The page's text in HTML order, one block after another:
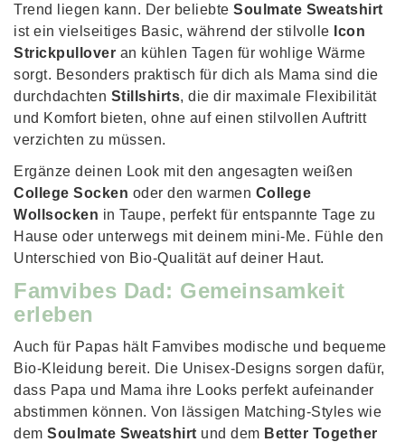
Trend liegen kann. Der beliebte Soulmate Sweatshirt
ist ein vielseitiges Basic, während der stilvolle Icon
Strickpullover an kühlen Tagen für wohlige Wärme
sorgt. Besonders praktisch für dich als Mama sind die
durchdachten Stillshirts, die dir maximale Flexibilität
und Komfort bieten, ohne auf einen stilvollen Auftritt
verzichten zu müssen.
Ergänze deinen Look mit den angesagten weißen
College Socken oder den warmen College
Wollsocken in Taupe, perfekt für entspannte Tage zu
Hause oder unterwegs mit deinem mini-Me. Fühle den
Unterschied von Bio-Qualität auf deiner Haut.
Famvibes Dad: Gemeinsamkeit
erleben
Auch für Papas hält Famvibes modische und bequeme
Bio-Kleidung bereit. Die Unisex-Designs sorgen dafür,
dass Papa und Mama ihre Looks perfekt aufeinander
abstimmen können. Von lässigen Matching-Styles wie
dem Soulmate Sweatshirt und dem Better Together